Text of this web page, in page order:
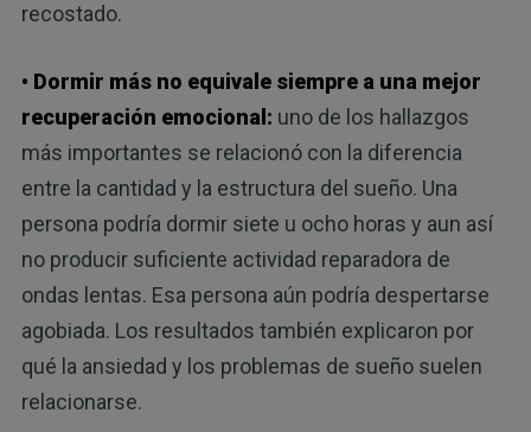
recostado.
• Dormir más no equivale siempre a una mejor
recuperación emocional: uno de los hallazgos
más importantes se relacionó con la diferencia
entre la cantidad y la estructura del sueño. Una
persona podría dormir siete u ocho horas y aun así
no producir suficiente actividad reparadora de
ondas lentas. Esa persona aún podría despertarse
agobiada. Los resultados también explicaron por
qué la ansiedad y los problemas de sueño suelen
relacionarse.